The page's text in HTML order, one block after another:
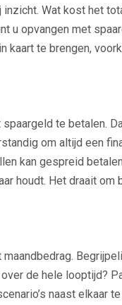
Wat kost het
u opvangen met
kaart te brengen,
te betalen.
om altijd een
kan gespreid
houdt. Het draait om
de hele looptijd?
naast elkaar